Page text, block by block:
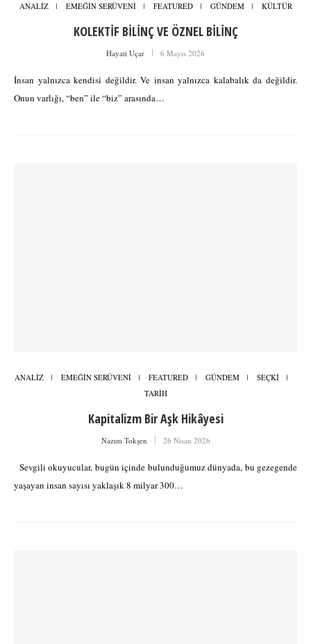
ANALİZ EMEĞİN SERÜVENİ FEATURED GÜNDEM KÜLTÜR
KOLEKTİF BİLİNÇ VE ÖZNEL BİLİNÇ
Hayati Uçar 6 Mayıs 2026
İnsan yalnızca kendisi değildir. Ve insan yalnızca kalabalık da değildir.
Onun varlığı, “ben” ile “biz” arasında…
ANALİZ EMEĞİN SERÜVENİ FEATURED GÜNDEM
SEÇKİ
TARİH
Kapitalizm Bir Aşk Hikâyesi
Nazım Tokşen 26 Nisan 2026
Sevgili okuyucular, bugün içinde bulunduğumuz dünyada, bu gezegende
yaşayan insan sayısı yaklaşık 8 milyar 300…